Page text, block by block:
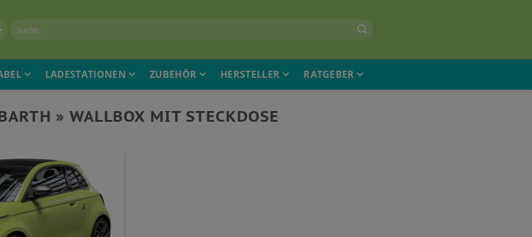
LADESTATIONEN ZUBEHÖR HERSTELLER RATGEBER
» WALLBOX MIT STECKDOSE